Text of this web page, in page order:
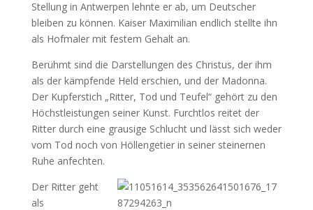
Stellung in Antwerpen lehnte er ab, um Deutscher
bleiben zu können. Kaiser Maximilian endlich stellte ihn
als Hofmaler mit festem Gehalt an.
Berühmt sind die Darstellungen des Christus, der ihm
als der kämpfende Held erschien, und der Madonna.
Der Kupferstich „Ritter, Tod und Teufel“ gehört zu den
Höchstleistungen seiner Kunst. Furchtlos reitet der
Ritter durch eine grausige Schlucht und lässt sich weder
vom Tod noch von Höllengetier in seiner steinernen
Ruhe anfechten.
Der Ritter geht
als